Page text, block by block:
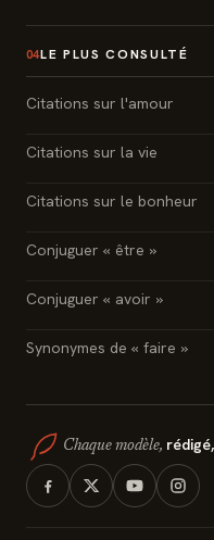
04LE PLUS CONSULTÉ
Citations sur l'amour
Citations sur la vie
Citations sur le bonheur
Conjuguer « être »
Conjuguer « avoir »
Synonymes de « faire »
Chaque modèle,